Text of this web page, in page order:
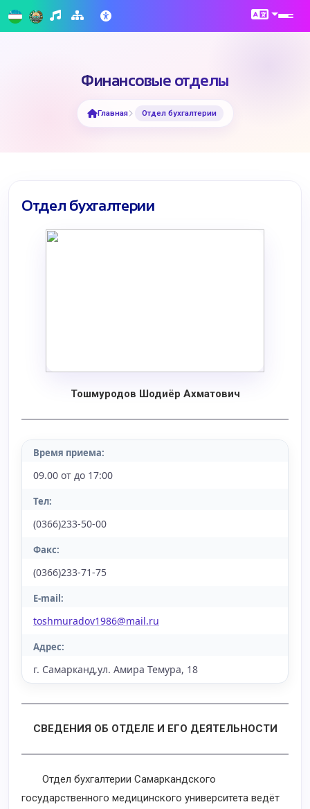
Финансовые отделы
Главная Отдел бухгалтерии
Отдел бухгалтерии
Тошмуродов Шодиёр Ахматович
Время приема:
09.00 от до 17:00
Тел:
(0366)233-50-00
Факс:
(0366)233-71-75
E-mail:
toshmuradov1986@mail.ru
Адрес:
г. Самарканд,ул. Амира Темура, 18
СВЕДЕНИЯ ОБ ОТДЕЛЕ И ЕГО ДЕЯТЕЛЬНОСТИ
Отдел бухгалтерии Самаркандского
государственного медицинского университета ведёт